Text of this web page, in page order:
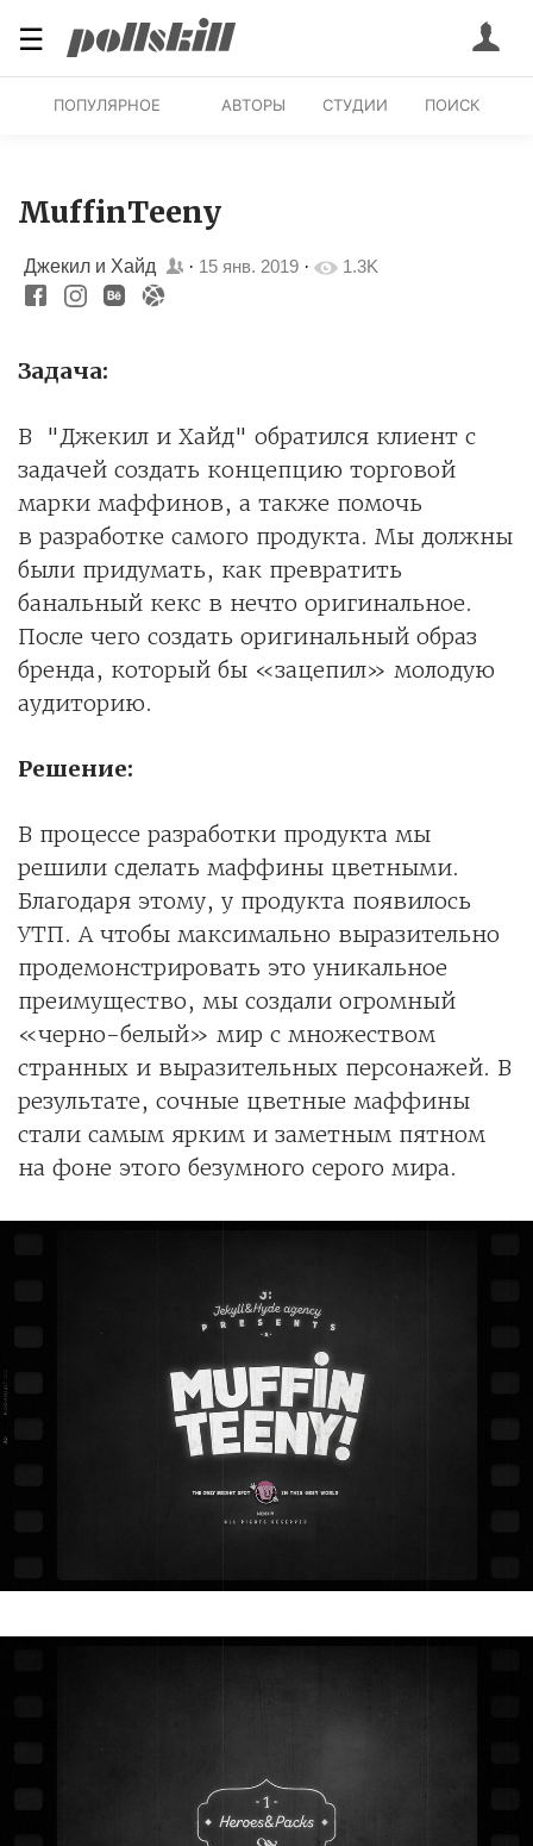
☰
ПОПУЛЯРНОЕ АВТОРЫ СТУДИИ ПОИСК
MuffinTeeny
Джекил и Хайд · 15 янв. 2019 · 1.3K
Задача:
В "Джекил и Хайд" обратился клиент с
задачей создать концепцию торговой
марки маффинов, а также помочь
в разработке самого продукта. Мы должны
были придумать, как превратить
банальный кекс в нечто оригинальное.
После чего создать оригинальный образ
бренда, который бы «зацепил» молодую
аудиторию.
Решение:
В процессе разработки продукта мы
решили сделать маффины цветными.
Благодаря этому, у продукта появилось
УТП. А чтобы максимально выразительно
продемонстрировать это уникальное
преимущество, мы создали огромный
«черно-белый» мир с множеством
странных и выразительных персонажей. В
результате, сочные цветные маффины
стали самым ярким и заметным пятном
на фоне этого безумного серого мира.